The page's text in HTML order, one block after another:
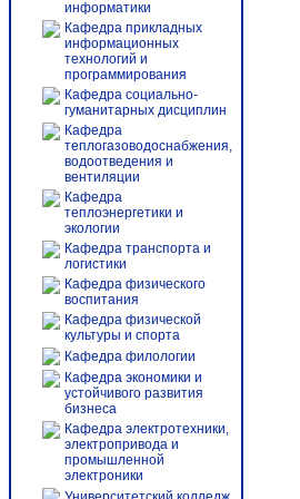
информатики
Кафедра прикладных
информационных
технологий и
программирования
Кафедра социально-
гуманитарных дисциплин
Кафедра
теплогазоводоснабжения,
водоотведения и
вентиляции
Кафедра
теплоэнергетики и
экологии
Кафедра транспорта и
логистики
Кафедра физического
воспитания
Кафедра физической
культуры и спорта
Кафедра филологии
Кафедра экономики и
устойчивого развития
бизнеса
Кафедра электротехники,
электропривода и
промышленной
электроники